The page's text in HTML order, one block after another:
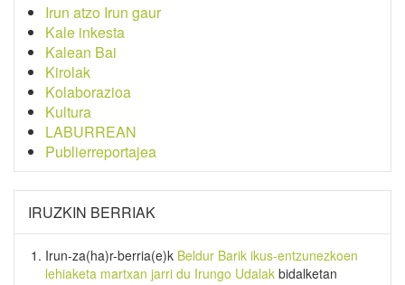
Irun atzo Irun gaur
Kale inkesta
Kalean Bai
Kirolak
Kolaborazioa
Kultura
LABURREAN
Publierreportajea
IRUZKIN BERRIAK
Irun-za(ha)r-berria(e)k Beldur Barik ikus-entzunezkoen
lehiaketa martxan jarri du Irungo Udalak bidalketan